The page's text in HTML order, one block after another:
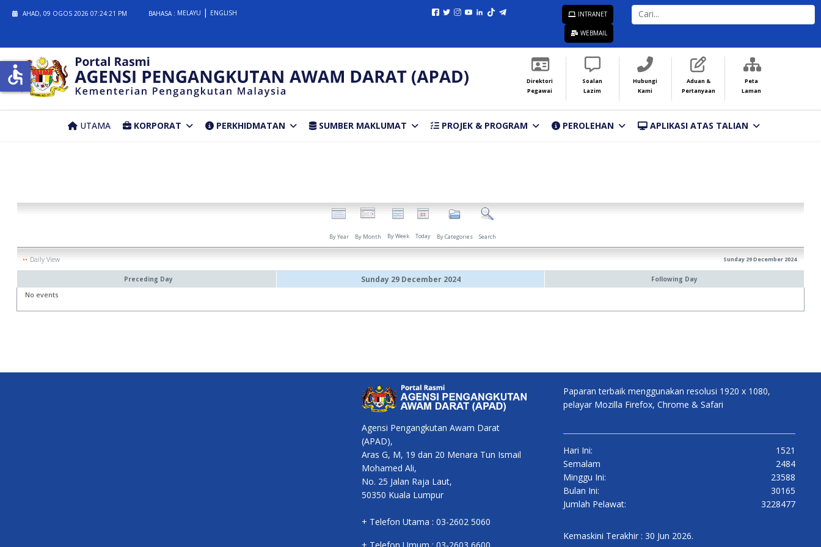
AHAD, 09 OGOS 2026 07:24:22 PM BAHASA : MELAYU ENGLISH INTRANET
WEBMAIL
CARI...
Direktori
Pegawai
Soalan
Lazim
Hubungi
Kami
Aduan &
Pertanyaan
Peta
Laman
UTAMA KORPORAT PERKHIDMATAN SUMBER MAKLUMAT PROJEK & PROGRAM PEROLEHAN APLIKASI ATAS TALIAN
By Year By Month By Week Today By Categories Search
Daily View Sunday 29 December 2024
Preceding Day Sunday 29 December 2024 Following Day
No events
Agensi Pengangkutan Awam Darat
(APAD),
Aras G, M, 19 dan 20 Menara Tun Ismail
Mohamed Ali,
No. 25 Jalan Raja Laut,
50350 Kuala Lumpur
+ Telefon Utama : 03-2602 5060
Paparan terbaik menggunakan resolusi 1920 x 1080,
pelayar Mozilla Firefox, Chrome & Safari
Hari Ini:
1521
Semalam
2484
Minggu Ini:
23588
Bulan Ini:
30165
Jumlah Pelawat:
3228477
Kemaskini Terakhir : 30 Jun 2026.
accessible